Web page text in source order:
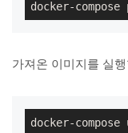
docker-
가져온 이미지를 실
docker-compose